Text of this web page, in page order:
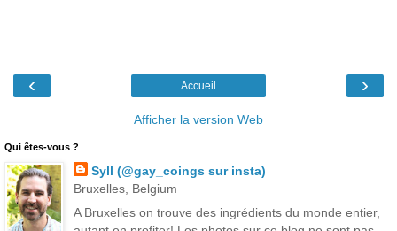
‹ ›
Accueil
Afficher la version Web
Qui êtes-vous ?
Syll (@gay_coings sur insta)
Bruxelles, Belgium
A Bruxelles on trouve des ingrédients du monde entier,